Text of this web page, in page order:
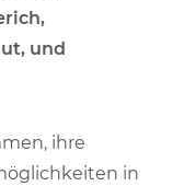
und
ihre
in